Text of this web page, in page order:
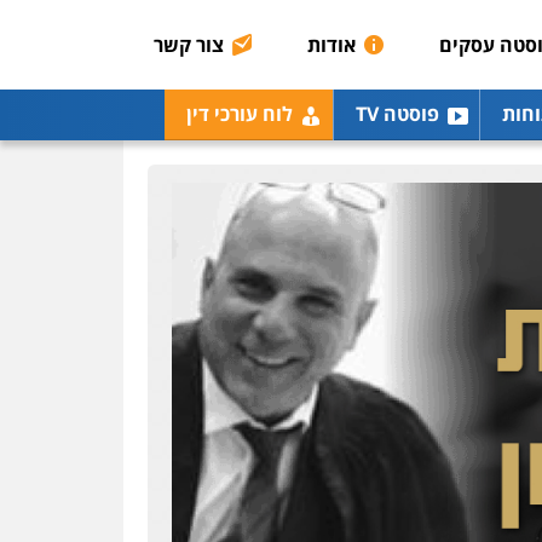
עסקים אודות צור קשר
פוסטה TV לוח עורכי דין
מנשה, אלמוג – עורכי דין
פלילי עבירות תנועה
צווארון לבן תעבורה עורכי
דין לענייני אסירים מעצרים
0546470989
עו"ד אבי כהן
פלילי פשיעה חמורה
קטינים אלימות סמים
עבירות מין
0523647066
ויקי שמואל – משרד עו"ד
משפט פלילי
0528959600